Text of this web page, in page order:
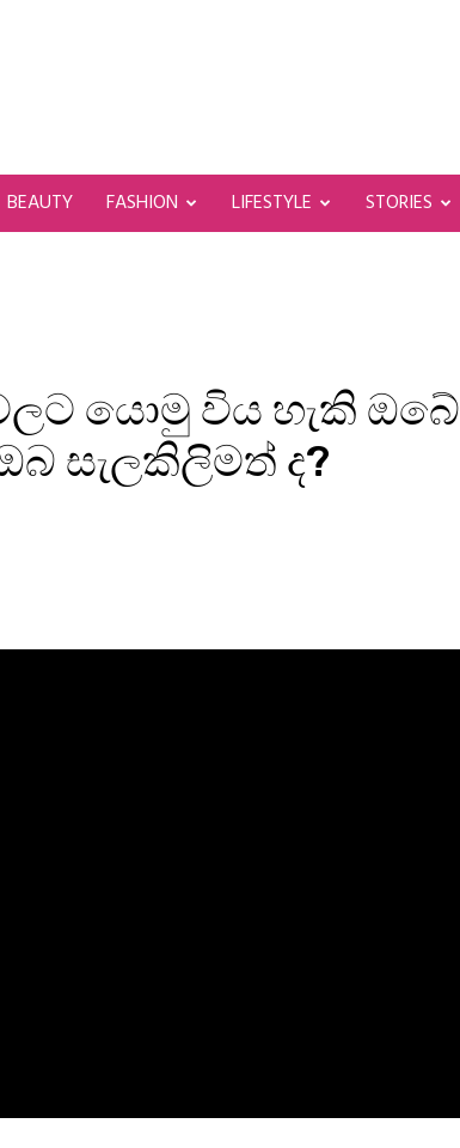
BEAUTY FASHION LIFESTYLE STORIES
යොමු විය හැකි ඔබේ
සැලකිලිමත් ද?